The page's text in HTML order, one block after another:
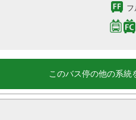
このバス停の他の系統